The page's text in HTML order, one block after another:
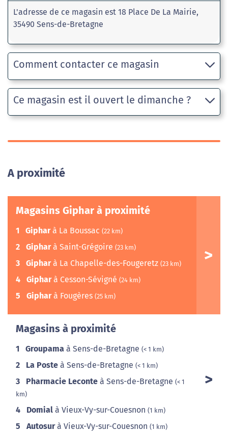
L'adresse de ce magasin est 18 Place De La Mairie,
35490 Sens-de-Bretagne
Comment contacter ce magasin
Ce magasin est il ouvert le dimanche ?
A proximité
Magasins Giphar à proximité
1 Gipharà La Boussac (22 km)
2 Gipharà Saint-Grégoire (23 km)
3 Gipharà La Chapelle-des-Fougeretz (23 km)
4 Gipharà Cesson-Sévigné (24 km)
5 Gipharà Fougères (25 km)
Magasins à proximité
1 Groupama à Sens-de-Bretagne (< 1 km)
2 La Poste à Sens-de-Bretagne (< 1 km)
3 Pharmacie Leconte à Sens-de-Bretagne (< 1
km)
4 Domial à Vieux-Vy-sur-Couesnon (1 km)
5 Autosurà Vieux-Vy-sur-Couesnon (1 km)